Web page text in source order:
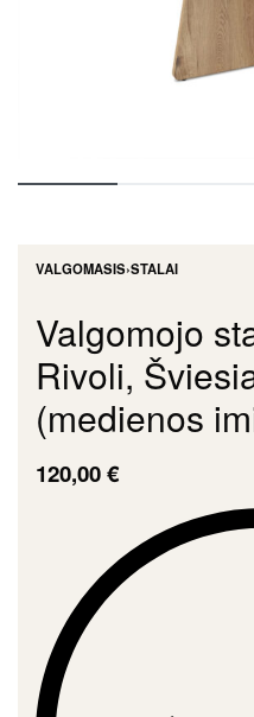
VALGOMASIS›STALAI
Valgomojo
Rivoli,
(medienos
120,00€